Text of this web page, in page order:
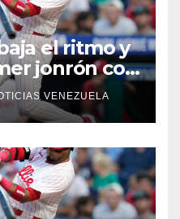
el ritmo y
jonrón con
VENEZUELA